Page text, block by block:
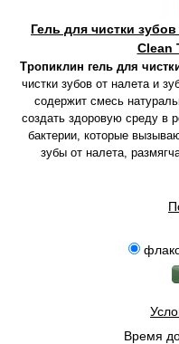
Гель для чистки
Clean
Тропиклин гель для
чистки зубов от налета и
содержит смесь
создать здоровую среду в
бактерии, которые
зубы от налета,
Время